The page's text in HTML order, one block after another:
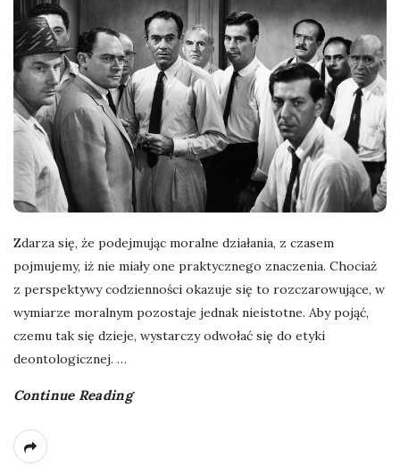
a
n
e
k
a
d
r
y
Zdarza się, że podejmując moralne działania, z czasem
pojmujemy, iż nie miały one praktycznego znaczenia. Chociaż
z perspektywy codzienności okazuje się to rozczarowujące, w
wymiarze moralnym pozostaje jednak nieistotne. Aby pojąć,
czemu tak się dzieje, wystarczy odwołać się do etyki
deontologicznej. …
Continue Reading